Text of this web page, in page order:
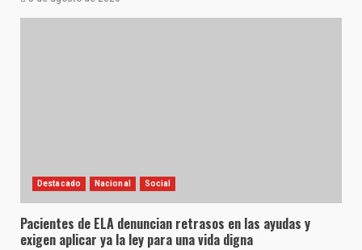
Destacado Nacional Social
Pacientes de ELA denuncian retrasos en las ayudas y
exigen aplicar ya la ley para una vida digna